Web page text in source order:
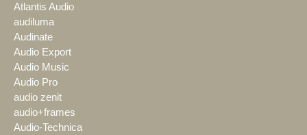
Atlantis Audio
audiluma
Audinate
Audio Export
Audio Music
Audio Pro
audio zenit
audio+frames
Audio-Technica